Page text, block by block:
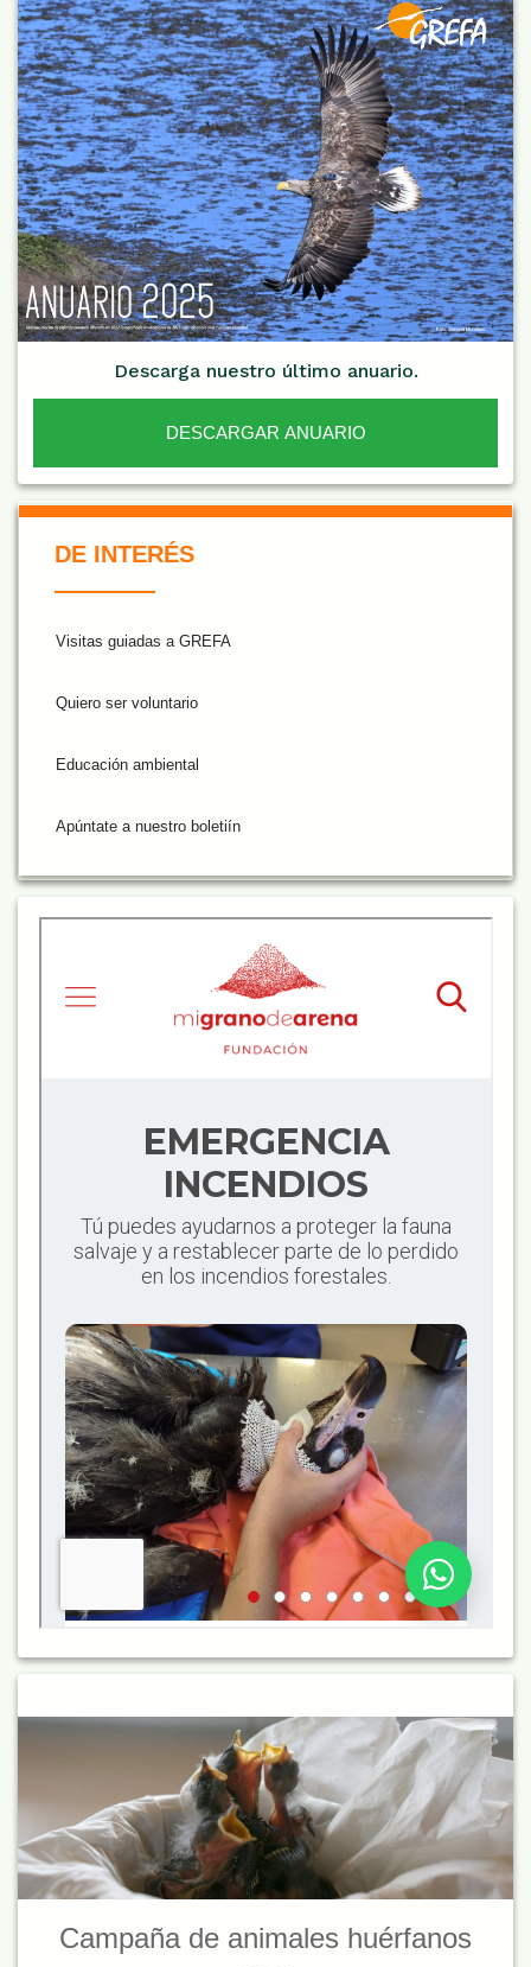
Descarga nuestro último anuario.
DESCARGAR ANUARIO
De Interés NARANJA
DE INTERÉS
Visitas guiadas a GREFA
Quiero ser voluntario
Educación ambiental
Apúntate a nuestro boletiín
Campaña de animales huérfanos